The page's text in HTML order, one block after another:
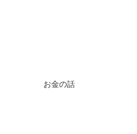
お金の話